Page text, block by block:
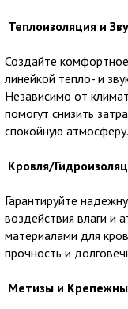
Теплоизоляция и
Создайте
линейкой тепло- и
Независимо от
помогут снизить
спокойную атмосферу.
Кровля/
Гарантируйте
воздействия влаги и
материалами для
прочность и
Метизы и